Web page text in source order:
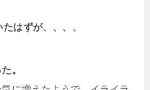
はずが、、、、
。